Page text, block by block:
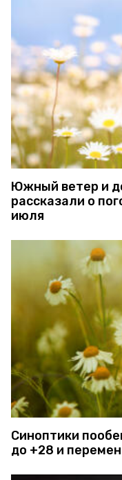
Южный ветер и
рассказали о
июля
Синоптики
до +28 и